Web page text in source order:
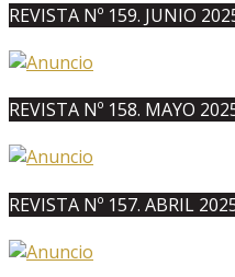
REVISTA Nº 159. JUNIO
REVISTA Nº 158. MAYO
REVISTA Nº 157. ABRIL